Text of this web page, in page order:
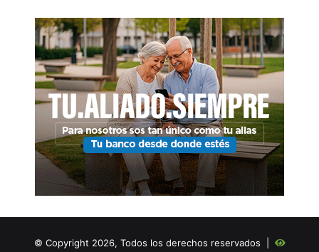
© Copyright 2026, Todos los derechos reservados |